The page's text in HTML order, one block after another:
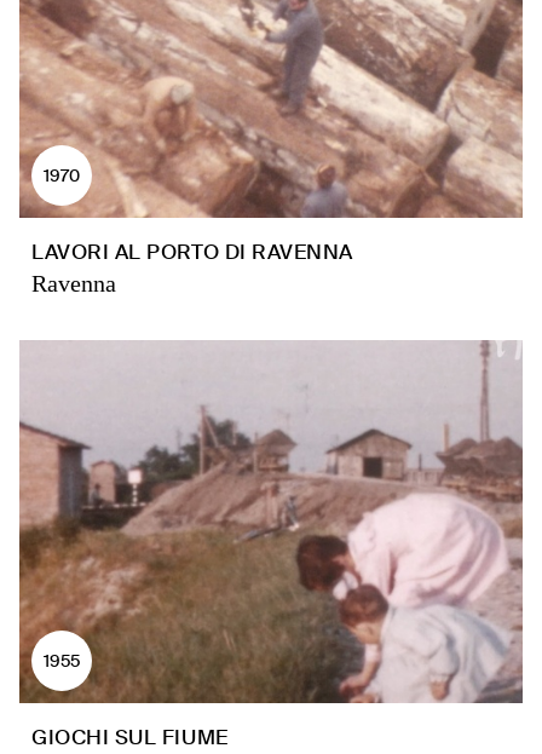
1970
LAVORI AL PORTO DI RAVENNA
Ravenna
1955
GIOCHI SUL FIUME